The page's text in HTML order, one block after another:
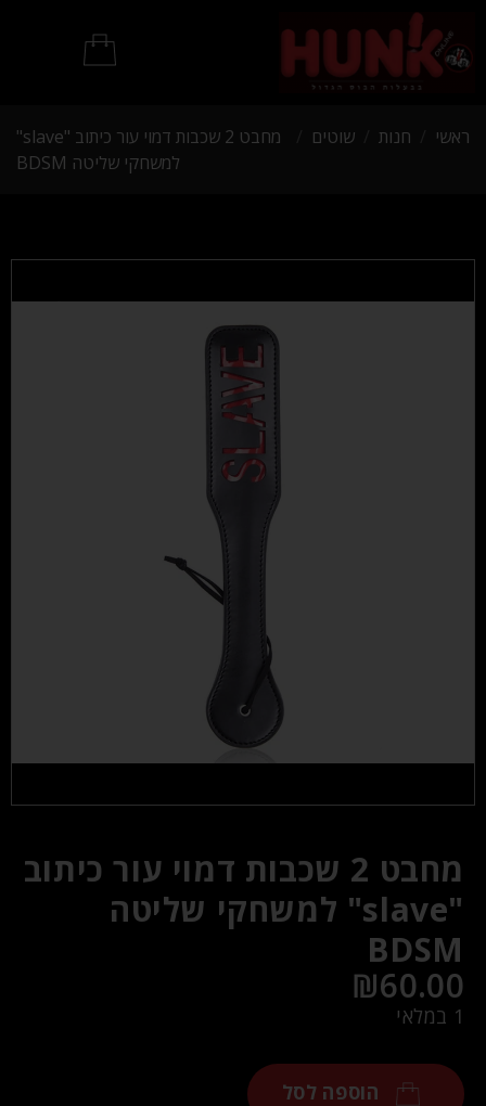
ראשי חנות שוטים
מחבט 2 שכבות דמוי עור כיתוב "slave"
למשחקי שליטה BDSM
מחבט 2 שכבות דמוי עור כיתוב
"slave" למשחקי שליטה
BDSM
₪60.00
1 במלאי
הוספה לסל